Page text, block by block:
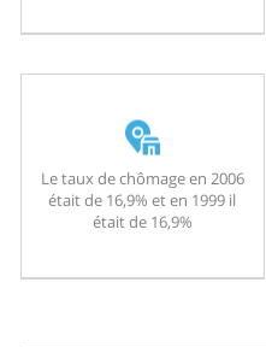
Le taux de chômage en 2006
était de 16,9% et en 1999 il
était de 16,9%